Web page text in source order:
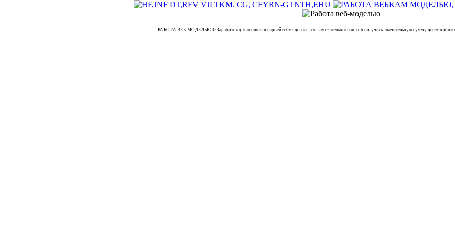
РАБОТА ВЕБ-МОДЕЛЬЮ ᐉ Заработок для женщин и парней вебмоделью - это замечательный способ получить значительную сумму денег в